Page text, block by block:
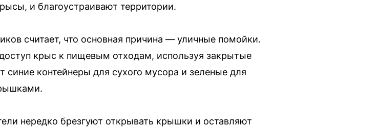
и благоустраивают территории.
считает, что основная причина — уличные помойки.
крыс к пищевым отходам, используя закрытые
синие контейнеры для сухого мусора и зеленые для
нередко брезгуют открывать крышки и оставляют